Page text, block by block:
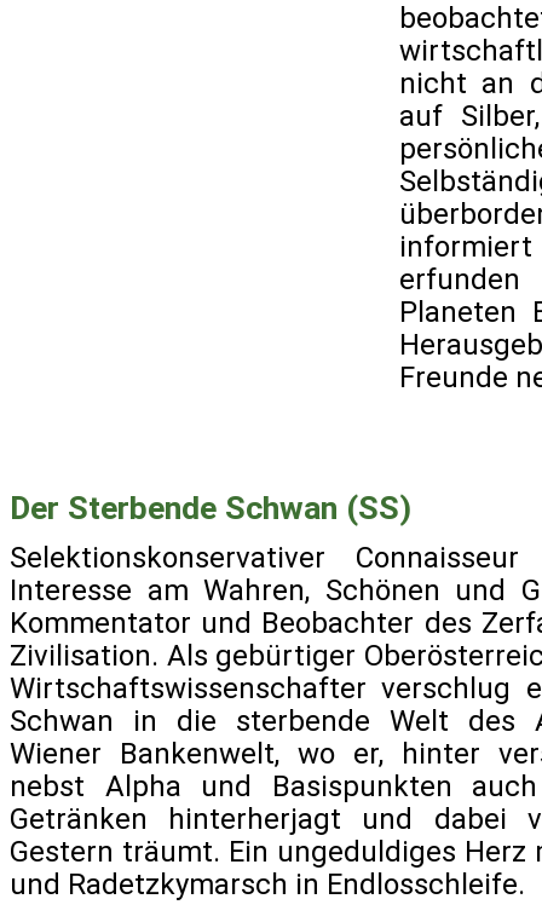
nicht an
auf
Planeten
Freunde
Der Sterbende Schwan (SS)
Selektionskonservativer
Interesse am Wahren, Schönen und
Kommentator und Beobachter des
Zivilisation. Als gebürtiger
Wirtschaftswissenschafter verschlug
Schwan in die sterbende Welt des
Wiener Bankenwelt, wo er, hinter
nebst Alpha und Basispunkten
Getränken hinterherjagt und dabei
Gestern träumt. Ein ungeduldiges Herz
und Radetzkymarsch in Endlosschleife.